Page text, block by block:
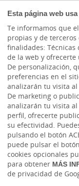
Esta página web
Te informamos que
propias y de
finalidades:
de la web y ofrecerte
De personalización,
preferencias en el
analizarán tu visita
De marketing o
analizarán tu visita
perfil, ofrecerte
su efectividad.
pulsando el botón
puede pulsar el
cookies opcionales
para obtener MÁS
de privacidad de
El uso
Jue, 12/05/2022